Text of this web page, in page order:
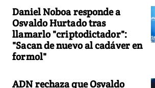
Daniel Noboa responde a
Osvaldo Hurtado tras
llamarlo "criptodictador":
"Sacan de nuevo al cadáver en
formol"
ADN rechaza que Osvaldo